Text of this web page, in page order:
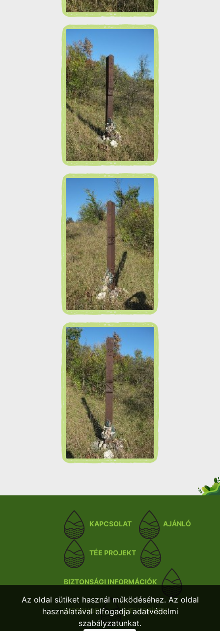
KAPCSOLAT AJÁNLÓ
TÉE PROJEKT
BIZTONSÁGI INFORMÁCIÓK
WEBSHOP HELYSZÍNEK
Az oldal sütiket használ működéséhez. Az oldal
használatával elfogadja adatvédelmi
szabályzatunkat.